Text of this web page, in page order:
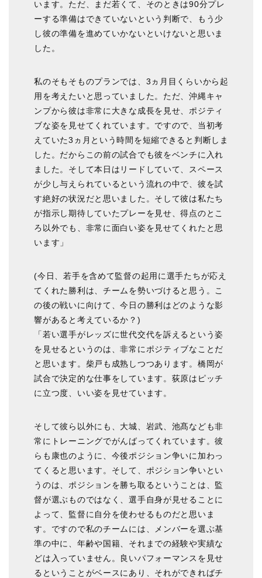
います。ただ、まだ若くて、そのときは90分プレ
ーする準備はできていないという判断で、もう少
し彼の準備を進めていかないといけないと思いま
した。
私のそもそものプランでは、3ヵ月目くらいから起
用を考えたいと思っていました。ただ、沖縄キャ
ンプから彼は非常に大きな成長を見せ、ポジティ
ブな姿を見せてくれています。ですので、当初考
えていた3ヵ月という時間を短縮できると判断しま
した。だからこの前の試合でも彼をベンチに入れ
ました。そして本日はリードしていて、スペース
が少し与えられているという流れの中で、彼を試
す絶好の状況だと思いました。そして彼は私たち
が指示し期待していたプレーを見せ、得点のとこ
ろ以外でも、非常に面白い姿を見せてくれたと思
います」
(今日、若手を含めて監督の起用に選手たちが応え
てくれた勝利は、チームを勢いづけると思う。こ
の後の戦いに向けて、今日の勝利はどのような影
響があると考えているか？)
「若い選手がレッズに世代交代を訴えるという姿
を見せるというのは、非常にポジティブなことだ
と思います。柴戸も成熟しつつあります。橋岡が
試合で決定的な仕事をしています。荻原はピッチ
に立つ度、いい姿を見せています。
そして彼ら以外にも、大城、岩武、池髙なども非
常にトレーニングでがんばってくれています。彼
らも康也のように、今後ポジション争いに加わっ
てくると思います。そして、ポジション争いとい
うのは、ポジションを勝ち取るということは、監
督が選ぶものではなく、選手自身が見せることに
よって、監督に自分を使わせるものだと思いま
す。ですので私のチームには、メンバーを選ぶ基
準の中に、年齢や国籍、それまでの経験や実績な
どは入っていません。良いパフォーマンスを見せ
るということがベースにあり、それができればチ